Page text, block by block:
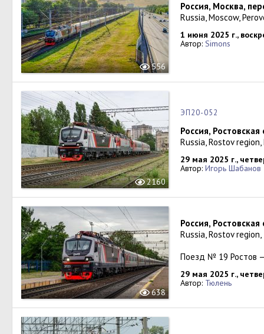
556
Россия, Москва,
Russia, Moscow,
1 июня 2025 г.,
Автор: Simons
2160
ЭП20-052
Россия,
Russia, Rostov
29 мая 2025 г.,
Автор: Игорь Шабанов
638
Россия,
Russia, Rostov
Поезд № 19 Ростов
29 мая 2025 г.,
Автор: Тюлень